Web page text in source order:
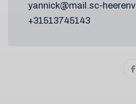
yannick@mail.sc-
+31513745143